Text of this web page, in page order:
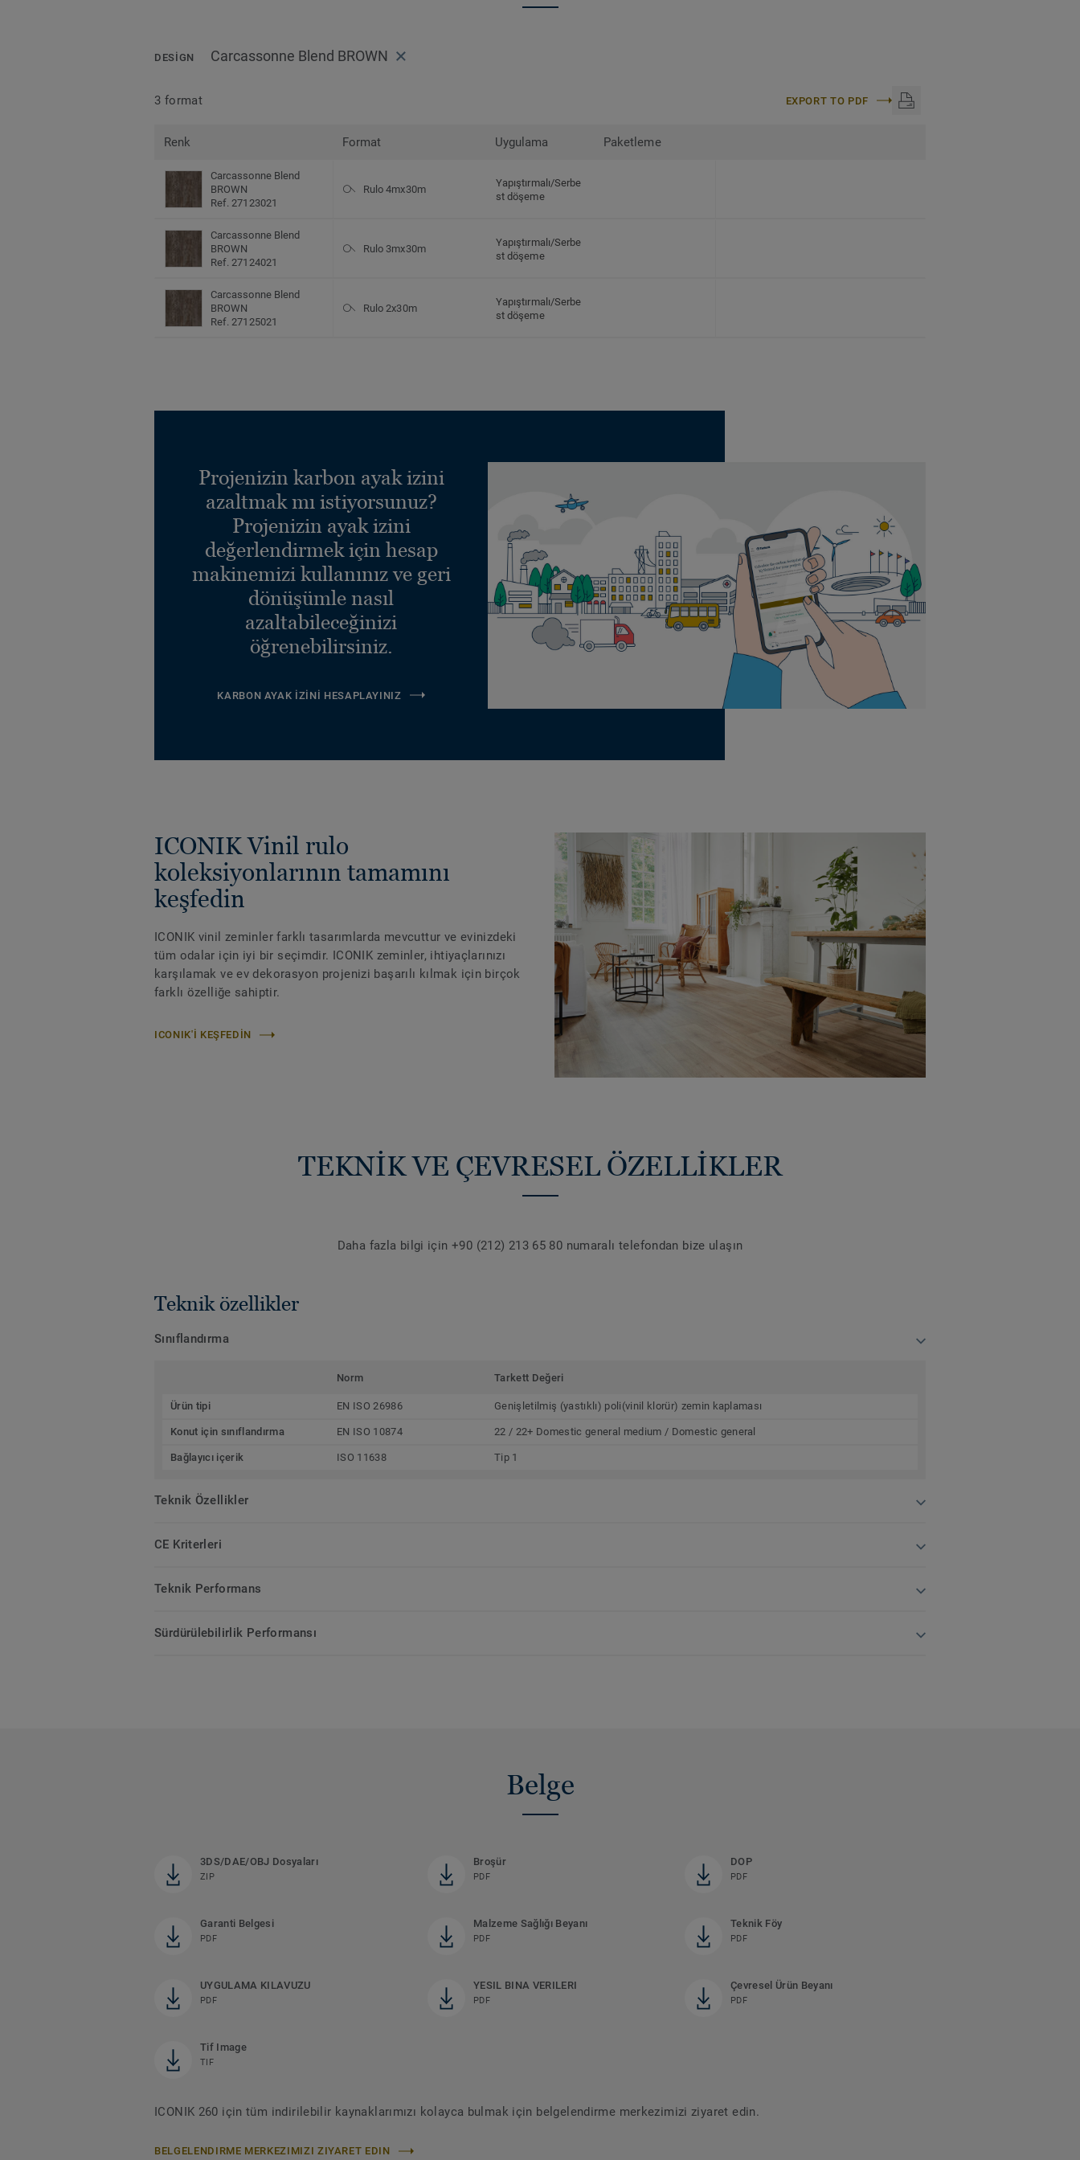
DESIGN Carcassonne Blend BROWN
3 format EXPORT TO PDF
Renk Format Uygulama Paketleme
Carcassonne Blend
BROWN
Ref. 27123021
Rulo 4mx30m
Yapıştırmalı/Serbe
st döşeme
Carcassonne Blend
BROWN
Ref. 27124021
Rulo 3mx30m
Yapıştırmalı/Serbe
st döşeme
Carcassonne Blend
BROWN
Ref. 27125021
Rulo 2x30m
Yapıştırmalı/Serbe
st döşeme
Projenizin karbon ayak izini
azaltmak mı istiyorsunuz?
Projenizin ayak izini
değerlendirmek için hesap
makinemizi kullanınız ve geri
dönüşümle nasıl
azaltabileceğinizi
öğrenebilirsiniz.
KARBON AYAK İZINI HESAPLAYINIZ
ICONIK Vinil rulo
koleksiyonlarının tamamını
keşfedin
ICONIK vinil zeminler farklı tasarımlarda mevcuttur ve evinizdeki
tüm odalar için iyi bir seçimdir. ICONIK zeminler, ihtiyaçlarınızı
karşılamak ve ev dekorasyon projenizi başarılı kılmak için birçok
farklı özelliğe sahiptir.
ICONIK'I KEŞFEDIN
TEKNİK VE ÇEVRESEL ÖZELLİKLER
Daha fazla bilgi için +90 (212) 213 65 80 numaralı telefondan bize ulaşın
Teknik özellikler
Sınıflandırma
Norm Tarkett Değeri
Ürün tipi EN ISO 26986 Genişletilmiş (yastıklı) poli(vinil klorür) zemin kaplaması
Konut için sınıflandırma EN ISO 10874 22 / 22+ Domestic general medium / Domestic general
Bağlayıcı içerik ISO 11638 Tip 1
Teknik Özellikler
CE Kriterleri
Teknik Performans
Sürdürülebilirlik Performansı
Belge
3DS/DAE/OBJ Dosyaları
ZIP
Broşür
PDF
DOP
PDF
Garanti Belgesi
PDF
Malzeme Sağlığı Beyanı
PDF
Teknik Föy
PDF
UYGULAMA KILAVUZU
PDF
YESIL BINA VERILERI
PDF
Çevresel Ürün Beyanı
PDF
Tif Image
TIF
ICONIK 260 için tüm indirilebilir kaynaklarımızı kolayca bulmak için belgelendirme merkezimizi ziyaret edin.
BELGELENDIRME MERKEZIMIZI ZIYARET EDIN